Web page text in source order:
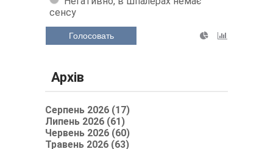
сенсу
Голосовать
Архів
Серпень 2026 (17)
Липень 2026 (61)
Червень 2026 (60)
Травень 2026 (63)